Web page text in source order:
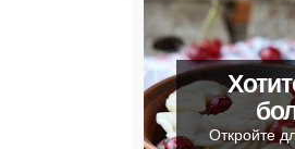
Откройте